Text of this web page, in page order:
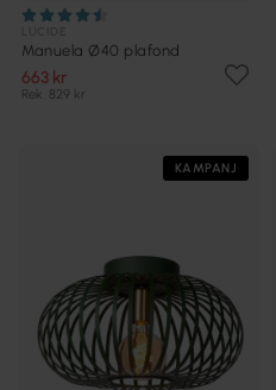
Manuela Ø40 plafond
663 kr
Rek. 829 kr
KAMPANJ